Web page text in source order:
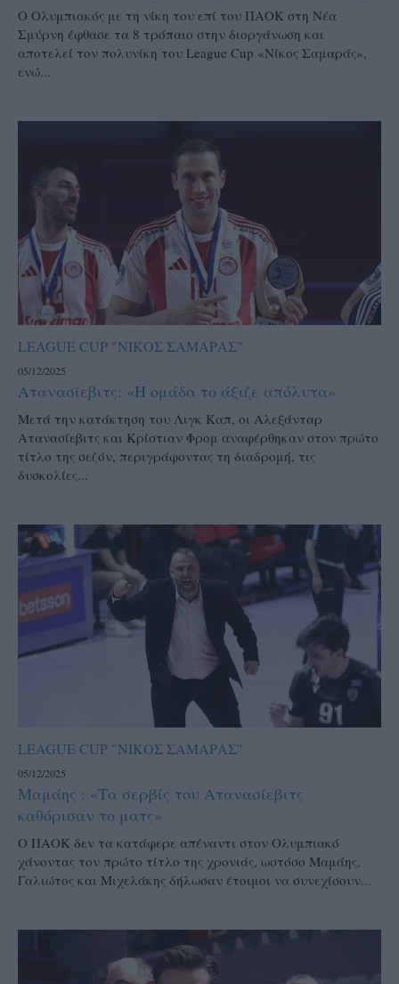
Ο Ολυμπιακός με τη νίκη του επί του ΠΑΟΚ στη Νέα
Σμύρνη έφθασε τα 8 τρόπαιο στην διοργάνωση και
αποτελεί τον πολυνίκη του League Cup «Νίκος Σαμαράς»,
ενώ...
LEAGUE CUP "ΝΙΚΟΣ ΣΑΜΑΡΑΣ"
05/12/2025
Ατανασίεβιτς: «H ομάδα το άξιζε απόλυτα»
Μετά την κατάκτηση του Λιγκ Καπ, οι Αλεξάνταρ
Ατανασίεβιτς και Κρίστιαν Φρομ αναφέρθηκαν στον πρώτο
τίτλο της σεζόν, περιγράφοντας τη διαδρομή, τις
δυσκολίες...
LEAGUE CUP "ΝΙΚΟΣ ΣΑΜΑΡΑΣ"
05/12/2025
Μαμάης : «Τα σερβίς του Ατανασίεβιτς
καθόρισαν το ματς»
Ο ΠΑΟΚ δεν τα κατάφερε απέναντι στον Ολυμπιακό
χάνοντας τον πρώτο τίτλο της χρονιάς, ωστόσο Μαμάης,
Γαλιώτος και Μιχελάκης δήλωσαν έτοιμοι να συνεχίσουν...